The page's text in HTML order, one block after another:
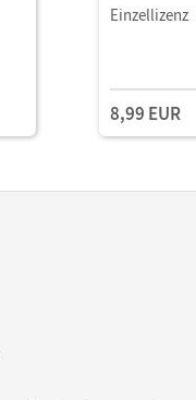
Einzellizenz
8,99 EUR